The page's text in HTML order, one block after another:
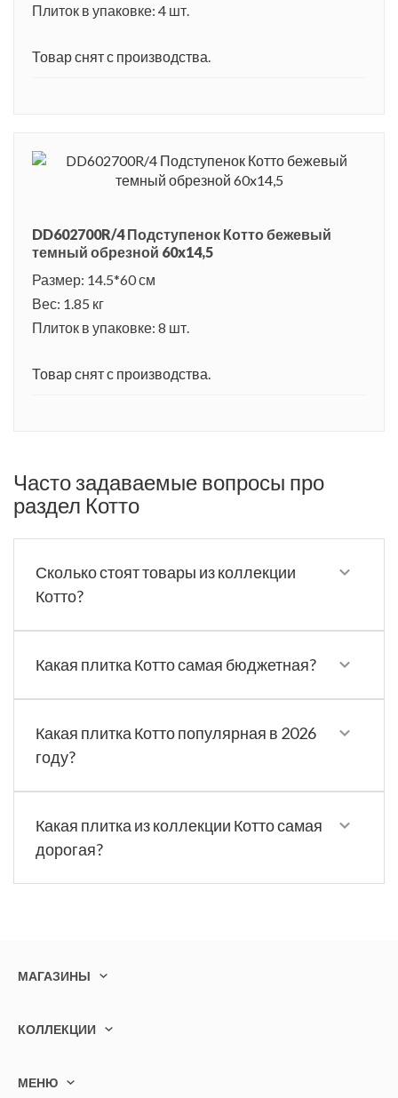
Плиток в упаковке: 4 шт.
Товар снят с производства.
DD602700R/4 Подступенок Котто бежевый
темный обрезной 60x14,5
Размер: 14.5*60 см
Вес: 1.85 кг
Плиток в упаковке: 8 шт.
Товар снят с производства.
Часто задаваемые вопросы про
раздел Котто
Сколько стоят товары из коллекции
Котто?
Какая плитка Котто самая бюджетная?
Какая плитка Котто популярная в 2026
году?
Какая плитка из коллекции Котто самая
дорогая?
МАГАЗИНЫ
КОЛЛЕКЦИИ
МЕНЮ